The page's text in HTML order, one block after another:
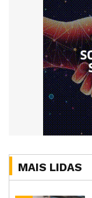
MAIS LIDAS